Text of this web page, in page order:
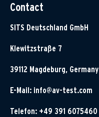
Contact
SITS Deutschland GmbH
Klewitzstraße 7
39112 Magdeburg, Germany
E-Mail: info@av-test.com
Telefon: +49 391 6075460